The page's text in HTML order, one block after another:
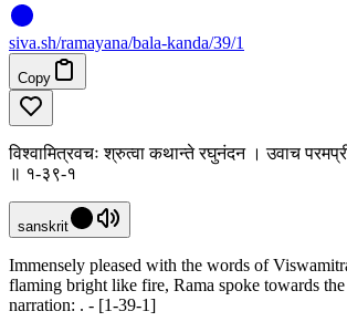
siva.sh/ramayana/bala-kanda/39/1
Copy
विश्वामित्रवचः श्रुत्वा कथान्ते रघुनंदन । उवाच
॥ १-३९-१
sanskrit
Immensely pleased with the words of
flaming bright like fire, Rama spoke towards
narration: . - [1-39-1]